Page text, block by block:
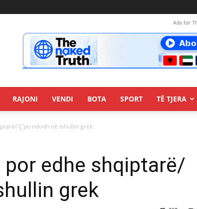
Ads for
RAJONI VENDI BOTA SPORT TË TJERA
Ç’po ndodh në ishullin grek
edhe shqiptarë/
grek